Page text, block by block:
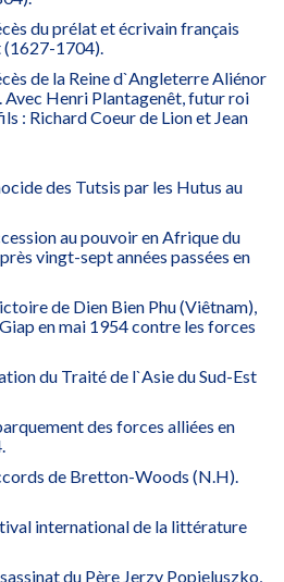
du prélat et écrivain français
(1627-1704).
de la Reine d`Angleterre Aliénor
Henri Plantagenêt, futur roi
: Richard Coeur de Lion et Jean
des Tutsis par les Hutus au
au pouvoir en Afrique du
vingt-sept années passées en
de Dien Bien Phu (Viêtnam),
en mai 1954 contre les forces
du Traité de l`Asie du Sud-Est
des forces alliées en
de Bretton-Woods (N.H).
international de la littérature
du Père Jerzy Popieluszko,